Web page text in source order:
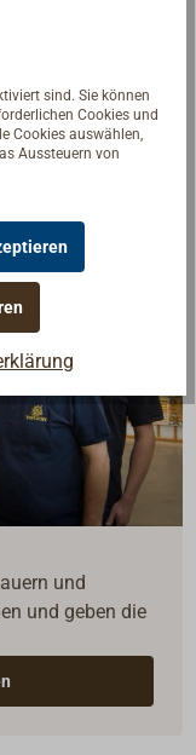
flachen Steg
im Deck.
und
und geben die
sind. Sie können
Cookies und
Cookies auswählen,
Aussteuern von